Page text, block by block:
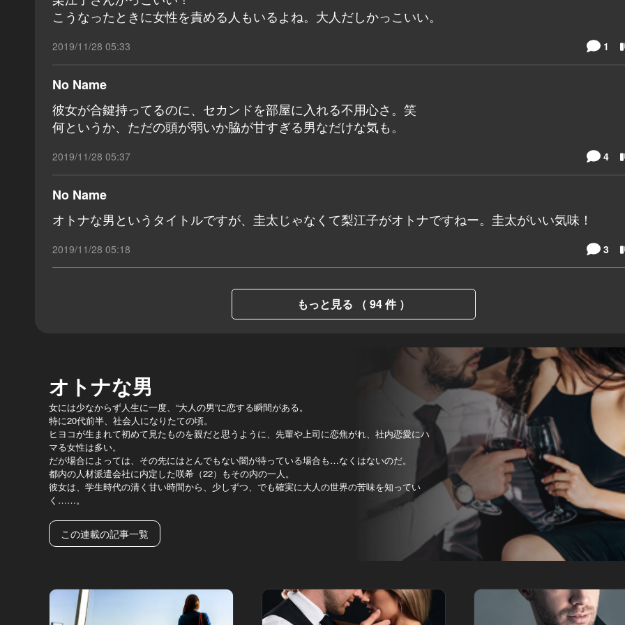
こうなったときに女性を責める人もいるよね。大人だしかっこいい。
2019/11/28 05:33 1
No Name
彼女が合鍵持ってるのに、セカンドを部屋に入れる不用心さ。笑
何というか、ただの頭が弱いか脇が甘すぎる男なだけな気も。
2019/11/28 05:37 4
No Name
オトナな男というタイトルですが、圭太じゃなくて梨江子がオトナですねー。圭太がいい気味！
2019/11/28 05:18 3
もっと見る （ 94 件 ）
オトナな男
女には少なからず人生に一度、“大人の男”に恋する瞬間がある。
特に20代前半、社会人になりたての頃。
ヒヨコが生まれて初めて見たものを親だと思うように、先輩や上司に恋焦がれ、社内恋愛にハ
マる女性は多い。
だが場合によっては、その先にはとんでもない闇が待っている場合も…なくはないのだ。
都内の人材派遣会社に内定した咲希（22）もその内の一人。
彼女は、学生時代の清く甘い時間から、少しずつ、でも確実に大人の世界の苦味を知ってい
く……。
この連載の記事一覧